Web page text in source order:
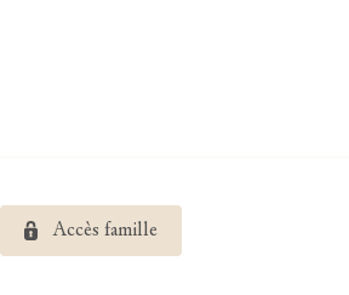
Accès famille